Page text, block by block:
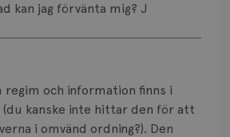
kan jag förvänta mig? J
regim och information finns i
kanske inte hittar den för att
i omvänd ordning?). Den